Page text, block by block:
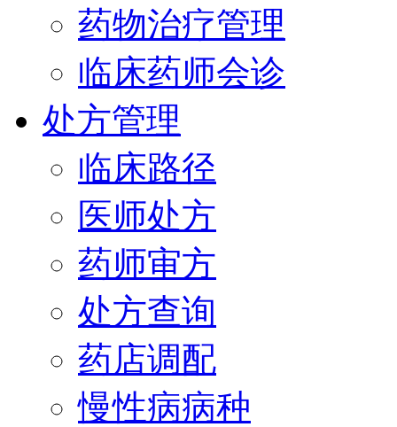
药物治疗管理
临床药师会诊
处方管理
临床路径
医师处方
药师审方
处方查询
药店调配
慢性病病种